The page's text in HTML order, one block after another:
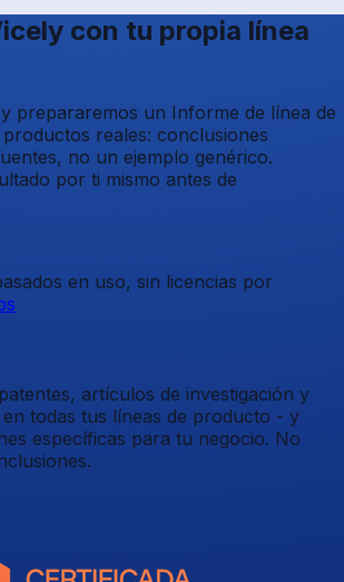
con tu propia línea
prepararemos un Informe de línea de
reales: conclusiones
no un ejemplo genérico.
por ti mismo antes de
en uso, sin licencias por
artículos de investigación y
todas tus líneas de producto - y
específicas para tu negocio. No